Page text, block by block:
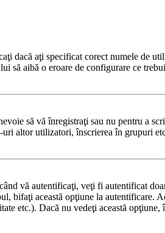
dacă aţi specificat corect numele de
să aibă o eroare de configurare ce
să vă înregistraţi sau nu pentru a
altor utilizatori, înscrierea în grupuri
vă autentificaţi, veţi fi autentificat
bifaţi această opţiune la
etc.). Dacă nu vedeţi această